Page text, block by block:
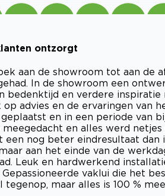
ontzorgt
aan de showroom tot aan de
In de showroom een
bedenktijd en verdere
op advies en de ervaringen van
en in een periode van
en alles werd
een nog beter eindresultaat
aan het einde van de
Leuk en hardwerkend
vaklui die het
tegenop, maar alles is 100 %